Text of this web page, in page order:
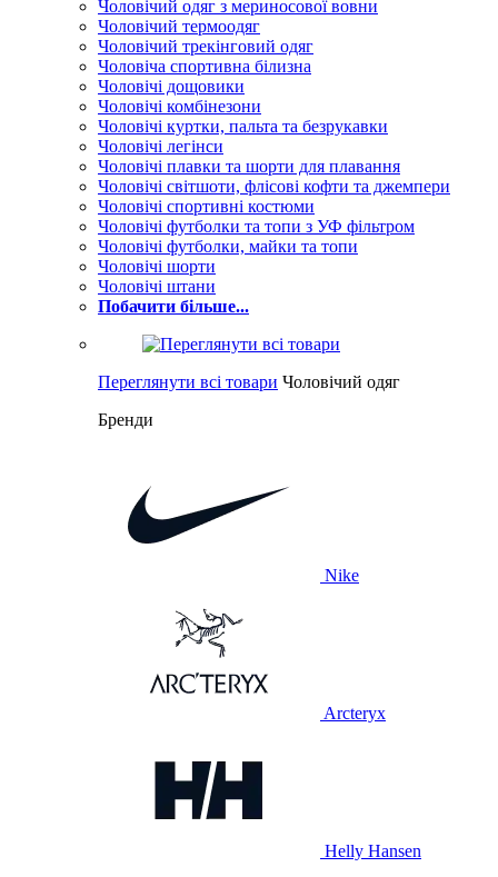
Чоловічий одяг з мериносової вовни
Чоловічий термоодяг
Чоловічий трекінговий одяг
Чоловіча спортивна білизна
Чоловічі дощовики
Чоловічі комбінезони
Чоловічі куртки, пальта та безрукавки
Чоловічі легінси
Чоловічі плавки та шорти для плавання
Чоловічі світшоти, флісові кофти та джемпери
Чоловічі спортивні костюми
Чоловічі футболки та топи з УФ фільтром
Чоловічі футболки, майки та топи
Чоловічі шорти
Чоловічі штани
Побачити більше...
Переглянути всі товари Чоловічий одяг
Бренди
Nike
Arcteryx
Helly Hansen